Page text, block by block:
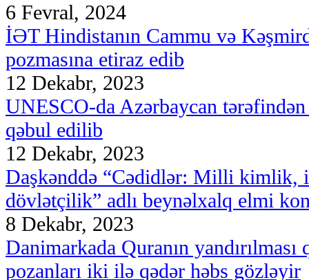
6 Fevral, 2024
İƏT Hindistanın Cammu və
pozmasına etiraz edib
12 Dekabr, 2023
UNESCO-da Azərbaycan
qəbul edilib
12 Dekabr, 2023
Daşkənddə “Cədidlər: Milli kimlik,
dövlətçilik” adlı beynəlxalq elmi
8 Dekabr, 2023
Danimarkada Quranın
pozanları iki ilə qədər həbs gözləyir